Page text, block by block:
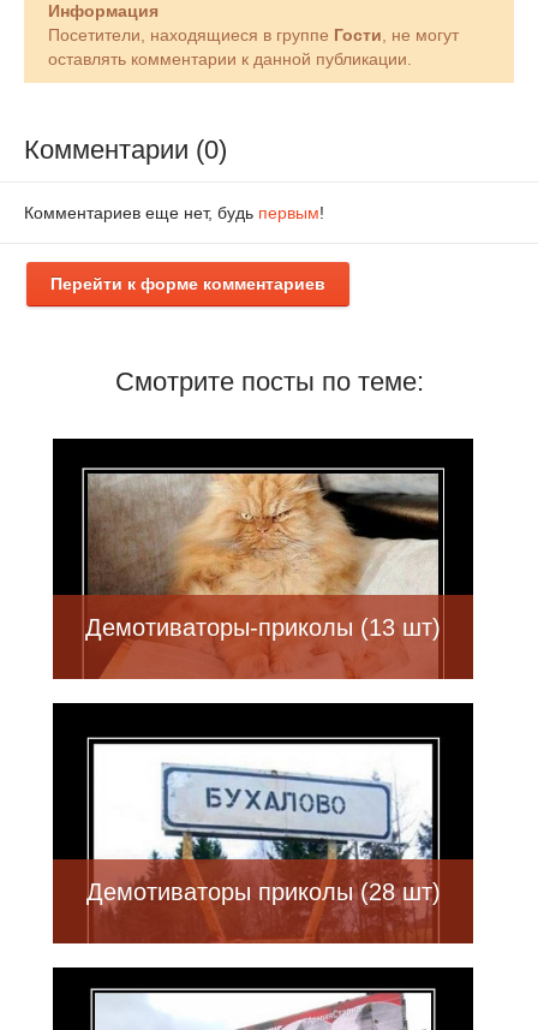
Информация
Посетители, находящиеся в группе Гости, не могут
оставлять комментарии к данной публикации.
Комментарии (0)
Комментариев еще нет, будь первым!
Перейти к форме комментариев
Смотрите посты по теме:
Демотиваторы-приколы (13 шт)
Демотиваторы приколы (28 шт)